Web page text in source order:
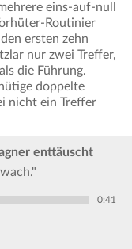
eins-auf-null
Routinier
ersten zehn
nur zwei Treffer,
die Führung.
doppelte
nicht ein Treffer
enttäuscht
0:41